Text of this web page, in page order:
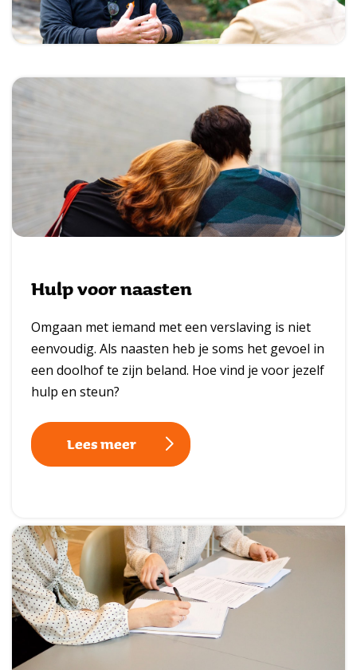
Hulp voor naasten
Omgaan met iemand met een verslaving is niet
eenvoudig. Als naasten heb je soms het gevoel in
een doolhof te zijn beland. Hoe vind je voor jezelf
hulp en steun?
Lees meer